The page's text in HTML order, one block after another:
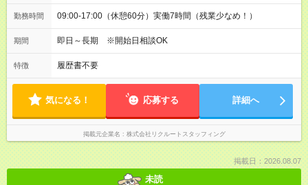
勤務時間 09:00-17:00（休憩60分）実働7時間（残業少なめ！）
期間 即日～長期 ※開始日相談OK
特徴 履歴書不要
気になる！ 応募する 詳細へ
掲載元企業名 株式会社リクルートスタッフィング
掲載日：2026.08.07
未読